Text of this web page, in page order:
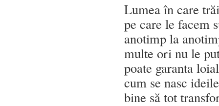
Lumea în care
pe care le facem
anotimp la
multe ori nu le
poate garanta
cum se nasc
bine să tot